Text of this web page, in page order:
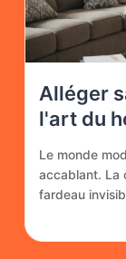
Alléger
l'art du
Le monde
accablant. La
fardeau